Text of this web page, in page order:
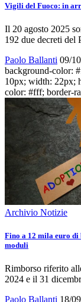
Vigili del Fuoco: in
Il 20 agosto 2025
192 due decreti del
Paolo Ballanti 09/
background-color:
10px; width: 22px;
color: #fff; border-
Archivio Notizie
Fino a 12 mila euro
moduli
Rimborso riferito
2024 e il 31
Paolo Ballanti 18/